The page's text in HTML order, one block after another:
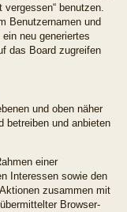
benutzen.
Benutzernamen und
neu generiertes
das Board zugreifen
und oben näher
betreiben und anbieten
einer
Interessen sowie den
zusammen mit
Browser-